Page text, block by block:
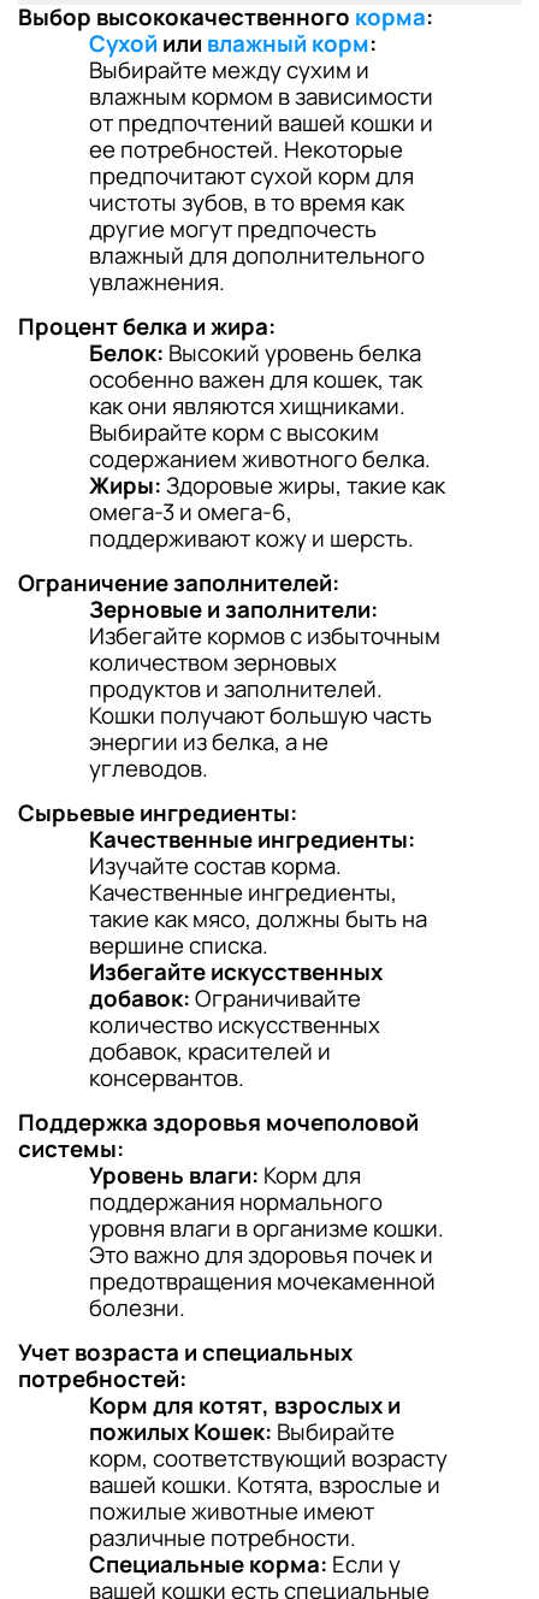
Выбор высококачественного корма:
Сухой или влажный корм:
Выбирайте между сухим и
влажным кормом в зависимости
от предпочтений вашей кошки и
ее потребностей. Некоторые
предпочитают сухой корм для
чистоты зубов, в то время как
другие могут предпочесть
влажный для дополнительного
увлажнения.
Процент белка и жира:
Белок: Высокий уровень белка
особенно важен для кошек, так
как они являются хищниками.
Выбирайте корм с высоким
содержанием животного белка.
Жиры:Здоровые жиры, такие как
омега-3 и омега-6,
поддерживают кожу и шерсть.
Ограничение заполнителей:
Зерновые и заполнители:
Избегайте кормов с избыточным
количеством зерновых
продуктов и заполнителей.
Кошки получают большую часть
энергии из белка, а не
углеводов.
Сырьевые ингредиенты:
Качественные ингредиенты:
Изучайте состав корма.
Качественные ингредиенты,
такие как мясо, должны быть на
вершине списка.
Избегайте искусственных
добавок:Ограничивайте
количество искусственных
добавок, красителей и
консервантов.
Поддержка здоровья мочеполовой
системы:
Уровень влаги: Корм для
поддержания нормального
уровня влаги в организме кошки.
Это важно для здоровья почек и
предотвращения мочекаменной
болезни.
Учет возраста и специальных
потребностей:
Корм для котят, взрослых и
пожилых Кошек: Выбирайте
корм, соответствующий возрасту
вашей кошки. Котята, взрослые и
пожилые животные имеют
различные потребности.
Специальные корма: Если у
вашей кошки есть специальные